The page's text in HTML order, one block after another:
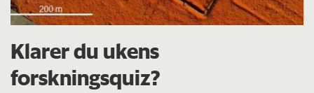
Klarer du ukens
forskningsquiz?